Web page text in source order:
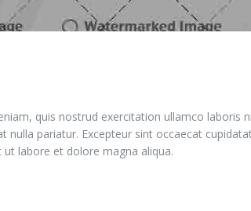
quis nostrud exercitation ullamco laboris
pariatur. Excepteur sint occaecat
labore et dolore magna aliqua.